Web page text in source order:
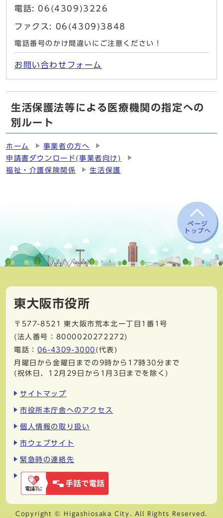
電話: 06(4309)3226
ファクス: 06(4309)3848
電話番号のかけ間違いにご注意ください！
お問い合わせフォーム
生活保護法等による医療機関の指定への
別ルート
ホーム
事業者の方へ
申請書ダウンロード(事業者向け)
福祉・介護保険関係
生活保護
ページ
トップへ
東大阪市役所
〒577-8521
東大阪市荒本北一丁目1番1号
(法人番号：8000020272272)
電話： 06-4309-3000 (代表)
月曜日から金曜日までの9時から17時30分まで
(祝休日、12月29日から1月3日までを除く)
サイトマップ
市役所本庁舎へのアクセス
個人情報の取り扱い
市ウェブサイト
緊急時の連絡先
Copyright © Higashiosaka City. All Rights Reserved.